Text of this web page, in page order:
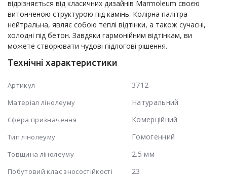
відрізняється від класичних дизайнів Marmoleum своєю
витонченою структурою під камінь. Колірна палітра
нейтральна, являє собою теплі відтінки, а також сучасні,
холодні під бетон. Завдяки гармонійним відтінкам, ви
можете створювати чудові підлогові рішення.
Технічні характеристики
Артикул 3712
Матеріал лінолеуму Натуральний
Сфера призначення Комерційний
Тип лінолеуму Гомогенний
Товщина лінолеуму 2.5 мм
Побутовий клас зносостійкості
23